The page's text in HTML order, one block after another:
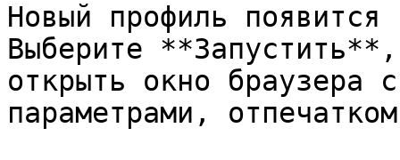
Новый профиль
Выберите
открыть окно браузера
параметрами,